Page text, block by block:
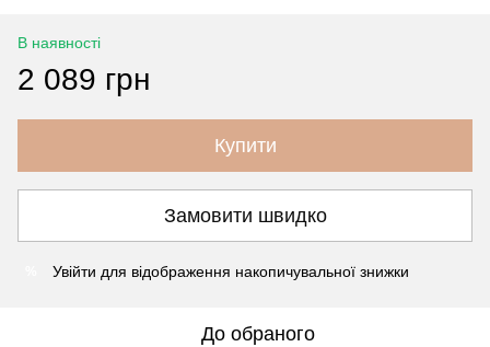
В наявності
2 089 грн
Купити
Замовити швидко
Увійти для відображення накопичувальної знижки
До обраного